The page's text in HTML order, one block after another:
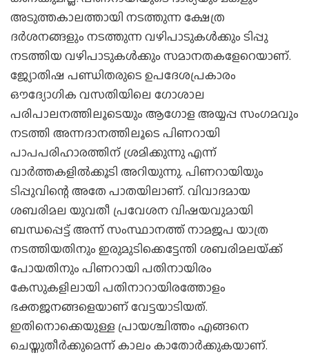
അടുത്തകാലത്തായി നടത്തുന്ന ക്ഷേത്ര
ദര്‍ശനങ്ങളും നടത്തുന്ന വഴിപാടുകള്‍ക്കും ടിപ്പു
നടത്തിയ വഴിപാടുകള്‍ക്കും സമാനതകളേറെയാണ്.
ജ്യോതിഷ പണ്ഡിതരുടെ ഉപദേശപ്രകാരം
ഔദ്യോഗിക വസതിയിലെ ഗോശാല
പരിപാലനത്തിലൂടെയും ആഗോള അയ്യപ്പ സംഗമവും
നടത്തി അന്നദാനത്തിലൂടെ പിണറായി
പാപപരിഹാരത്തിന് ശ്രമിക്കുന്നു എന്ന്
വാര്‍ത്തകളില്‍ക്കൂടി അറിയുന്നു. പിണറായിയും
ടിപ്പുവിന്റെ അതേ പാതയിലാണ്. വിവാദമായ
ശബരിമല യുവതീ പ്രവേശന വിഷയവുമായി
ബന്ധപ്പെട്ട് അന്ന് സംസ്ഥാനത്ത് നാമജപ യാത്ര
നടത്തിയതിനും ഇരുമുടിക്കെട്ടേന്തി ശബരിമലയ്‌ക്ക്
പോയതിനും പിണറായി പതിനായിരം
കേസുകളിലായി പതിനാറായിരത്തോളം
ഭക്തജനങ്ങളെയാണ് വേട്ടയാടിയത്.
ഇതിനൊക്കെയുള്ള പ്രായശ്ചിത്തം എങ്ങനെ
ചെയ്തുതീര്‍ക്കുമെന്ന് കാലം കാതോര്‍ക്കുകയാണ്.